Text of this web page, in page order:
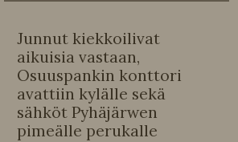
Junnut kiekkoilivat
aikuisia vastaan,
Osuuspankin konttori
avattiin kylälle sekä
sähköt Pyhäjärwen
pimeälle perukalle